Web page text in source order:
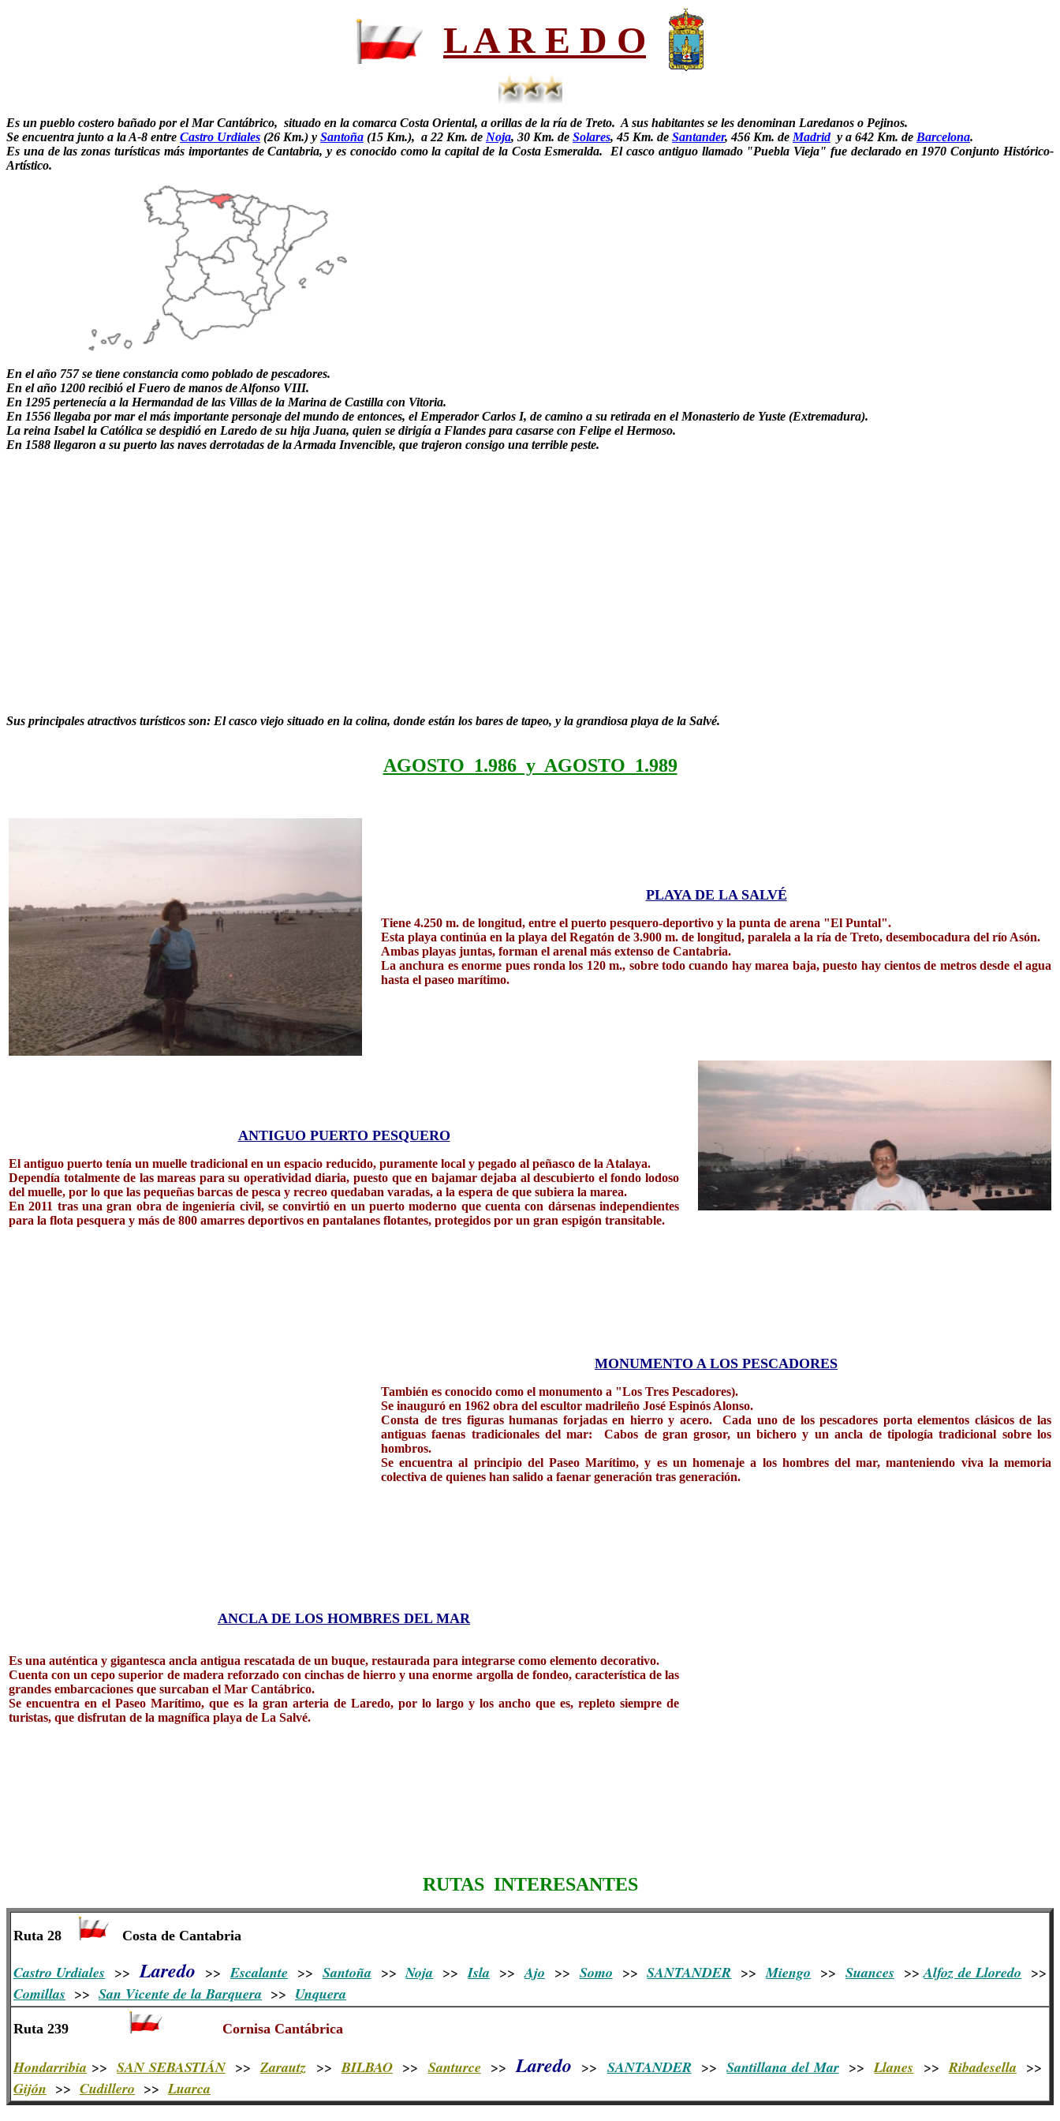
L A R E D O
Es un pueblo costero bañado por el Mar Cantábrico, situado en la comarca Costa Oriental, a orillas de la ría de Treto. A sus habitantes se les denominan Laredanos o Pejinos.
Se encuentra junto a la A-8 entre Castro Urdiales (26 Km.) y Santoña (15 Km.), a 22 Km. de Noja, 30 Km. de Solares, 45 Km. de Santander, 456 Km. de Madridy a 642 Km. de Barcelona.
Es una de las zonas turísticas más importantes de Cantabria, y es conocido como la capital de la Costa Esmeralda. El casco antiguo llamado "Puebla Vieja" fue declarado en 1970 Conjunto Histórico-
Artístico.
En el año 757 se tiene constancia como poblado de pescadores.
En el año 1200 recibió el Fuero de manos de Alfonso VIII.
En 1295 pertenecía a la Hermandad de las Villas de la Marina de Castilla con Vitoria.
En 1556 llegaba por mar el más importante personaje del mundo de entonces, el Emperador Carlos I, de camino a su retirada en el Monasterio de Yuste (Extremadura).
La reina Isabel la Católica se despidió en Laredo de su hija Juana, quien se dirigía a Flandes para casarse con Felipe el Hermoso.
En 1588 llegaron a su puerto las naves derrotadas de la Armada Invencible, que trajeron consigo una terrible peste.
Sus principales atractivos turísticos son: El casco viejo situado en la colina, donde están los bares de tapeo, y la grandiosa playa de la Salvé.
AGOSTO 1.986 y AGOSTO 1.989
PLAYA DE LA SALVÉ
Tiene 4.250 m. de longitud, entre el puerto pesquero-deportivo y la punta de arena "El Puntal".
Esta playa continúa en la playa del Regatón de 3.900 m. de longitud, paralela a la ría de Treto, desembocadura del río Asón.
Ambas playas juntas, forman el arenal más extenso de Cantabria.
La anchura es enorme pues ronda los 120 m., sobre todo cuando hay marea baja, puesto hay cientos de metros desde el agua
hasta el paseo marítimo.
ANTIGUO PUERTO PESQUERO
El antiguo puerto tenía un muelle tradicional en un espacio reducido, puramente local y pegado al peñasco de la Atalaya.
Dependía totalmente de las mareas para su operatividad diaria, puesto que en bajamar dejaba al descubierto el fondo lodoso
del muelle, por lo que las pequeñas barcas de pesca y recreo quedaban varadas, a la espera de que subiera la marea.
En 2011 tras una gran obra de ingeniería civil, se convirtió en un puerto moderno que cuenta con dársenas independientes
para la flota pesquera y más de 800 amarres deportivos en pantalanes flotantes, protegidos por un gran espigón transitable.
MONUMENTO A LOS PESCADORES
También es conocido como el monumento a "Los Tres Pescadores).
Se inauguró en 1962 obra del escultor madrileño José Espinós Alonso.
Consta de tres figuras humanas forjadas en hierro y acero. Cada uno de los pescadores porta elementos clásicos de las
antiguas faenas tradicionales del mar: Cabos de gran grosor, un bichero y un ancla de tipología tradicional sobre los
hombros.
Se encuentra al principio del Paseo Marítimo, y es un homenaje a los hombres del mar, manteniendo viva la memoria
colectiva de quienes han salido a faenar generación tras generación.
ANCLA DE LOS HOMBRES DEL MAR
Es una auténtica y gigantesca ancla antigua rescatada de un buque, restaurada para integrarse como elemento decorativo.
Cuenta con un cepo superior de madera reforzado con cinchas de hierro y una enorme argolla de fondeo, característica de las
grandes embarcaciones que surcaban el Mar Cantábrico.
Se encuentra en el Paseo Marítimo, que es la gran arteria de Laredo, por lo largo y los ancho que es, repleto siempre de
turistas, que disfrutan de la magnífica playa de La Salvé.
RUTAS INTERESANTES
Ruta 28 Costa de Cantabria
Castro Urdiales >> Laredo >> Escalante >> Santoña >> Noja >> Isla >> Ajo >> Somo >> SANTANDER >> Miengo >> Suances >>Alfoz de Lloredo >>
Comillas >> San Vicente de la Barquera >> Unquera
Ruta 239 Cornisa Cantábrica
Hondarribia >> SAN SEBASTIÁN >> Zarautz >> BILBAO >> Santurce >> Laredo >> SANTANDER >> Santillana del Mar >> Llanes >> Ribadesella >>
Gijón >> Cudillero >> Luarca